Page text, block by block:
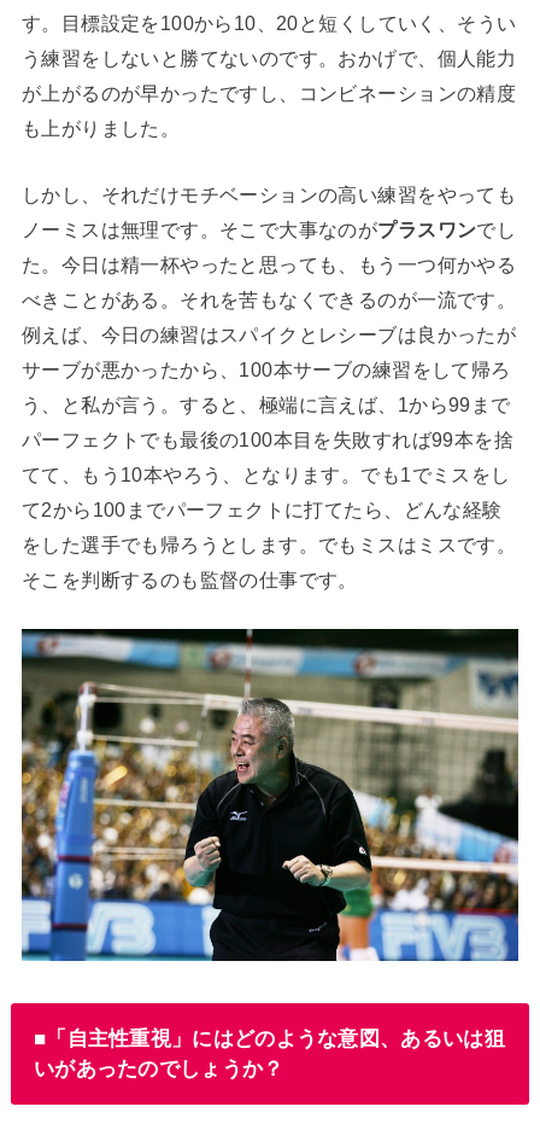
す。目標設定を100から10、20と短くしていく、そうい
う練習をしないと勝てないのです。おかげで、個人能力
が上がるのが早かったですし、コンビネーションの精度
も上がりました。
しかし、それだけモチベーションの高い練習をやっても
ノーミスは無理です。そこで大事なのがプラスワンでし
た。今日は精一杯やったと思っても、もう一つ何かやる
べきことがある。それを苦もなくできるのが一流です。
例えば、今日の練習はスパイクとレシーブは良かったが
サーブが悪かったから、100本サーブの練習をして帰ろ
う、と私が言う。すると、極端に言えば、1から99まで
パーフェクトでも最後の100本目を失敗すれば99本を捨
てて、もう10本やろう、となります。でも1でミスをし
て2から100までパーフェクトに打てたら、どんな経験
をした選手でも帰ろうとします。でもミスはミスです。
そこを判断するのも監督の仕事です。
■「自主性重視」にはどのような意図、あるいは狙
いがあったのでしょうか？